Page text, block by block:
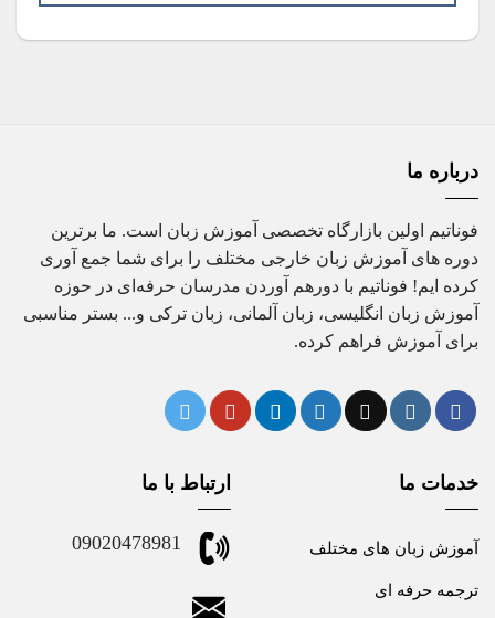
درباره ما
فوناتیم اولین بازارگاه تخصصی آموزش زبان است. ما برترین
دوره های آموزش زبان خارجی مختلف را برای شما جمع آوری
کرده ایم! فوناتیم با دورهم آوردن مدرسان حرفه‌ای در حوزه
آموزش زبان انگلیسی، زبان آلمانی، زبان ترکی و... بستر مناسبی
برای آموزش فراهم کرده.
خدمات ما
آموزش زبان های مختلف
ترجمه حرفه ای
ارتباط با ما
09020478981